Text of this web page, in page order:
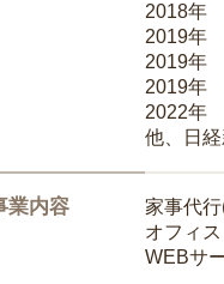
2018年
2019年
2019年
2019年
2022年
他、日
業内容
家事代
オフィ
WEBサ